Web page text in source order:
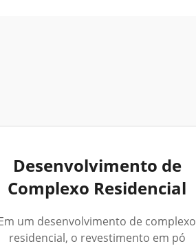
Desenvolvimento de
Complexo Residencial
um desenvolvimento de complexo
residencial, o revestimento em pó